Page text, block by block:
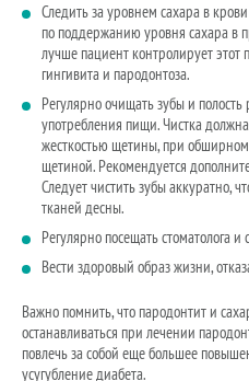
Следить за уровнем сахара в
по поддержанию уровня сахара в
лучше пациент контролирует этот
гингивита и пародонтоза.
Регулярно очищать зубы и
употребления пищи. Чистка
жесткостью щетины, при
щетиной. Рекомендуется
Следует чистить зубы аккуратно,
тканей десны.
Регулярно посещать стоматолога
Вести здоровый образ жизни,
Важно помнить, что пародонтит и
останавливаться при лечении
повлечь за собой еще большее
усугубление диабета.